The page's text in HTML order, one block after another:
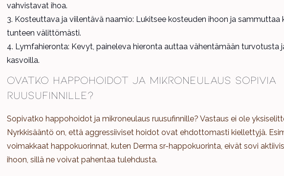
vahvistavat ihoa.
Kosteuttava ja viilentävä naamio: Lukitsee kosteuden ihoon ja sammuttaa
tunteen välittömästi.
Lymfahieronta: Kevyt, paineleva hieronta auttaa vähentämään turvotusta
kasvoilla.
Ovatko happohoidot ja mikroneulaus sopivia
ruusufinnille?
Sopivatko happohoidot ja mikroneulaus ruusufinnille? Vastaus ei ole
Nyrkkisääntö on, että aggressiiviset hoidot ovat ehdottomasti kiellettyjä.
voimakkaat happokuorinnat, kuten Derma sr-happokuorinta, eivät sovi
ihoon, sillä ne voivat pahentaa tulehdusta.